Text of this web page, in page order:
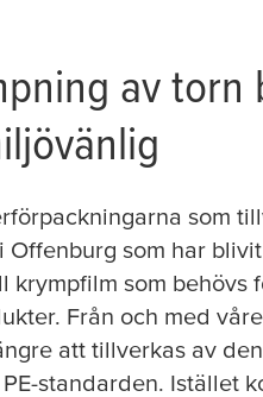
av torn
som
Offenburg som har
krympfilm som behövs
Från och med
att tillverkas av den
standarden. Istället